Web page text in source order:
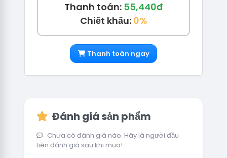
Thanh toán: 55,440đ
Chiết khấu: 0%
Thanh toán ngay
Đánh giá sản phẩm
Chưa có đánh giá nào. Hãy là người đầu
tiên đánh giá sau khi mua!